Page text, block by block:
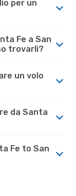
per un
Fe a San
trovarli?
un volo
da Santa
Fe to San